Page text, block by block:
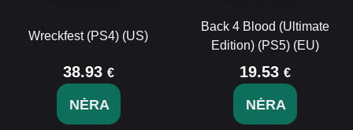
Wreckfest (PS4) (US)
38.93 €
NĖRA
Back 4 Blood (Ultimate
Edition) (PS5) (EU)
19.53 €
NĖRA